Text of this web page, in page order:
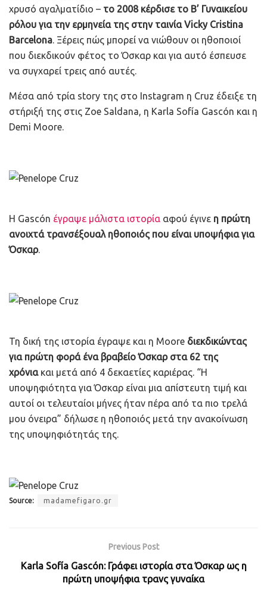
χρυσό αγαλματίδιο – το 2008 κέρδισε το Β’ Γυναικείου
ρόλου για την ερμηνεία της στην ταινία Vicky Cristina
Barcelona. Ξέρεις πώς μπορεί να νιώθουν οι ηθοποιοί
που διεκδικούν φέτος το Όσκαρ και για αυτό έσπευσε
να συγχαρεί τρεις από αυτές.
Μέσα από τρία story της στο Instagram η Cruz έδειξε τη
στήριξή της στις Zoe Saldana, η Karla Sofía Gascón και η
Demi Moore.
Η Gascón έγραψε μάλιστα ιστορία αφού έγινε η πρώτη
ανοιχτά τρανσέξουαλ ηθοποιός που είναι υποψήφια για
Όσκαρ.
Τη δική της ιστορία έγραψε και η Moore διεκδικώντας
για πρώτη φορά ένα βραβείο Όσκαρ στα 62 της
χρόνιακαι μετά από 4 δεκαετίες καριέρας. “Η
υποψηφιότητα για Όσκαρ είναι μια απίστευτη τιμή και
αυτοί οι τελευταίοι μήνες ήταν πέρα από τα πιο τρελά
μου όνειρα” δήλωσε η ηθοποιός μετά την ανακοίνωση
της υποψηφιότητάς της.
Source: madamefigaro.gr
Previous Post
Karla Sofía Gascón: Γράφει ιστορία στα Όσκαρ ως η
πρώτη υποψήφια τρανς γυναίκα